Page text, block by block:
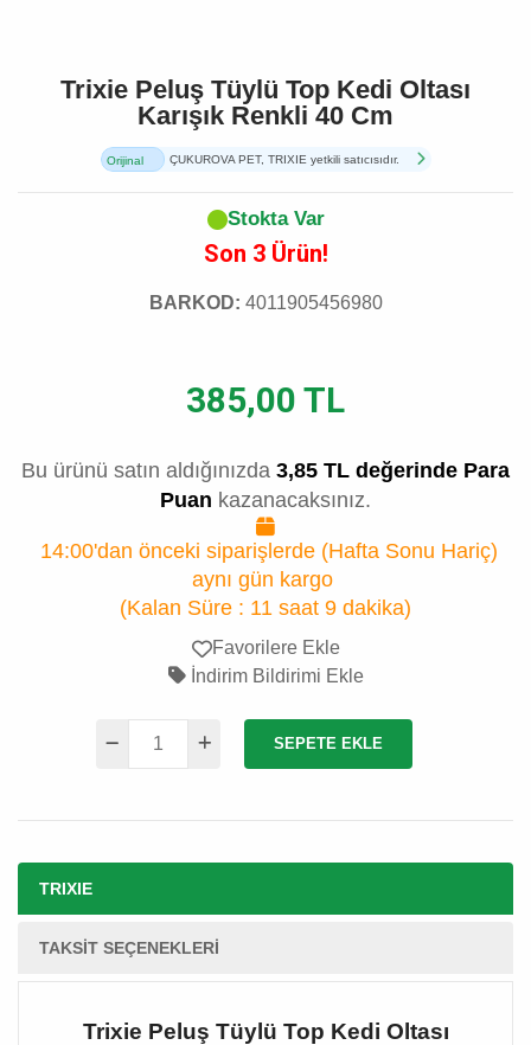
Trixie Peluş Tüylü Top Kedi Oltası
Karışık Renkli 40 Cm
Orijinal
ÇUKUROVA PET, TRIXIE yetkili satıcısıdır.
Stokta Var
Son 3 Ürün!
BARKOD: 4011905456980
385,00 TL
Bu ürünü satın aldığınızda 3,85 TL değerinde Para
Puan kazanacaksınız.
14:00'dan önceki siparişlerde (Hafta Sonu Hariç)
aynı gün kargo
(Kalan Süre : 11 saat 9 dakika)
Favorilere Ekle
İndirim Bildirimi Ekle
SEPETE EKLE
TRIXIE
TAKSIT SEÇENEKLERI
Trixie Peluş Tüylü Top Kedi Oltası